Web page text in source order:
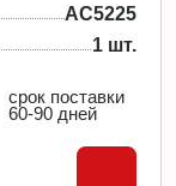
AC5225
1 шт.
срок поставки
60-90 дней